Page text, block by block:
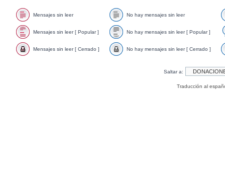
Mensajes sin leer No hay mensajes sin leer
Mensajes sin leer [ Popular ] No hay mensajes sin leer [ Popular ]
Mensajes sin leer [ Cerrado ] No hay mensajes sin leer [ Cerrado ]
Saltar a:
Traducción al